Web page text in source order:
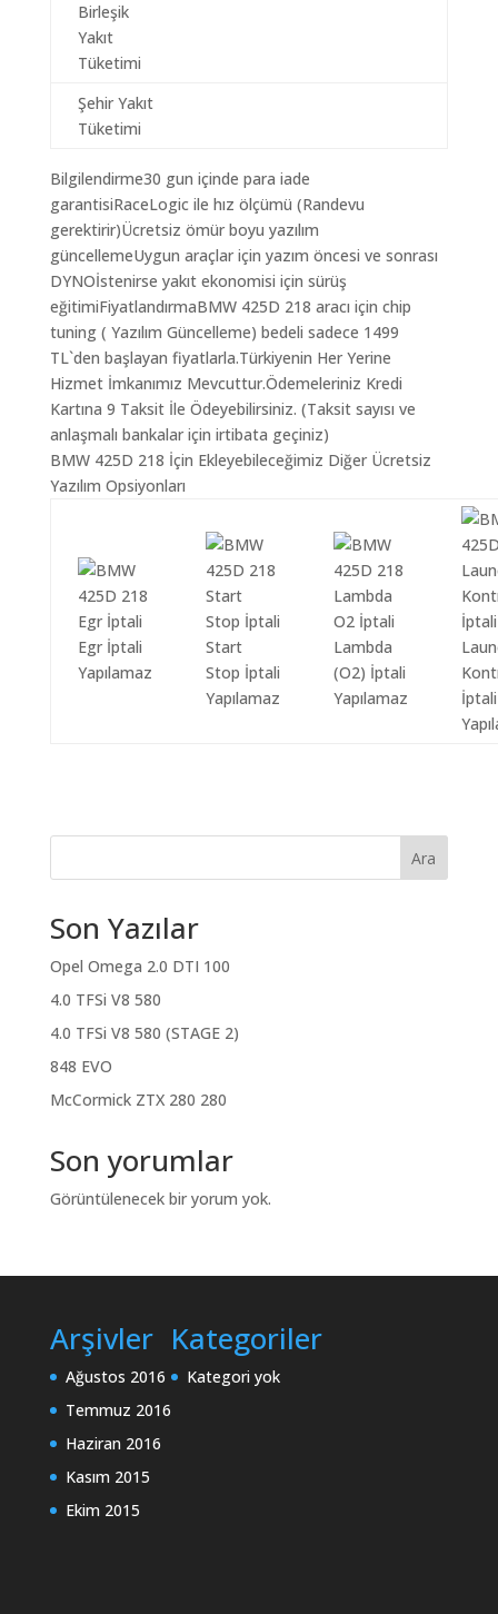
Birleşik
Yakıt
Tüketimi
Şehir Yakıt
Tüketimi
Bilgilendirme30 gun içinde para iade
garantisiRaceLogic ile hız ölçümü (Randevu
gerektirir)Ücretsiz ömür boyu yazılım
güncellemeUygun araçlar için yazım öncesi ve sonrası
DYNOİstenirse yakıt ekonomisi için sürüş
eğitimiFiyatlandırmaBMW 425D 218 aracı için chip
tuning ( Yazılım Güncelleme) bedeli sadece 1499
TL`den başlayan fiyatlarla.Türkiyenin Her Yerine
Hizmet İmkanımız Mevcuttur.Ödemeleriniz Kredi
Kartına 9 Taksit İle Ödeyebilirsiniz. (Taksit sayısı ve
anlaşmalı bankalar için irtibata geçiniz)
BMW 425D 218 İçin Ekleyebileceğimiz Diğer Ücretsiz
Yazılım Opsiyonları
Egr İptali
Yapılamaz
Start
Stop İptali
Yapılamaz
Lambda
(O2) İptali
Yapılamaz
İptali
Ara
Son Yazılar
Opel Omega 2.0 DTI 100
4.0 TFSi V8 580
4.0 TFSi V8 580 (STAGE 2)
848 EVO
McCormick ZTX 280 280
Son yorumlar
Görüntülenecek bir yorum yok.
Arşivler
Ağustos 2016
Temmuz 2016
Haziran 2016
Kasım 2015
Ekim 2015
Kategoriler
Kategori yok